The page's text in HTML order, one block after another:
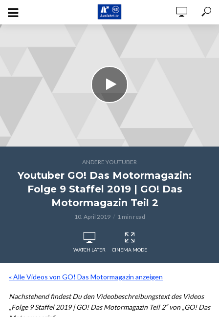
ANDERE YOUTUBER
Youtuber GO! Das Motormagazin:
Folge 9 Staffel 2019 | GO! Das
Motormagazin Teil 2
10. April 2019 1 min read
WATCH LATER CINEMA MODE
« Alle Videos von GO! Das Motormagazin anzeigen
Nachstehend findest Du den Videobeschreibungstext des Videos
„Folge 9 Staffel 2019 | GO! Das Motormagazin Teil 2“ von „GO! Das